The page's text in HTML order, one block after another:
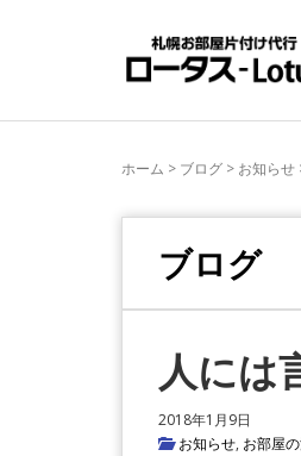
ホーム > ブログ > お知らせ
ブログ
人には
2018年1月9日
お知らせ, お部屋